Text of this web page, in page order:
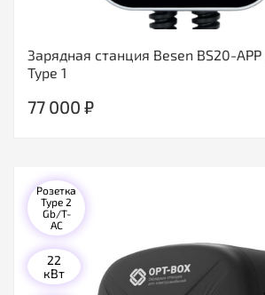
Зарядная станция Besen BS20-
Type 1
77 000 ₽
Розетка
Type 2
Gb/T-
AC
22
кВт